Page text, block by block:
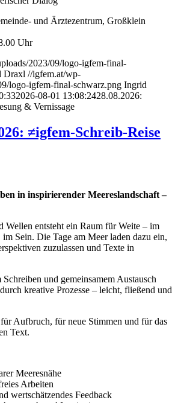
und Ärztezentrum, Großklein
Uhr
2023/09/logo-igfem-final-
Draxl //igfem.at/wp-
logo-igfem-final-schwarz.png Ingrid
2026-08-01 13:08:2428.08.2026:
& Vernissage
≠igfem-Schreib-Reise
in inspirierender Meereslandschaft –
Wellen entsteht ein Raum für Weite – im
Sein. Die Tage am Meer laden dazu ein,
zuzulassen und Texte in
und gemeinsamem Austausch
kreative Prozesse – leicht, fließend und
Aufbruch, für neue Stimmen und für das
Text.
Meeresnähe
Arbeiten
wertschätzendes Feedback